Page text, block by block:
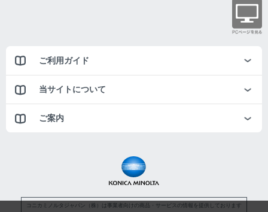
ご利用ガイド
当サイトについて
ご案内
コニカミノルタジャパン（株）は事業者向けの商品・サービスの情報を提供しております